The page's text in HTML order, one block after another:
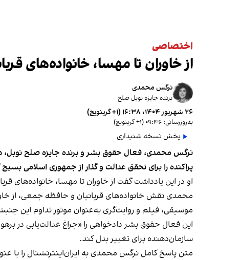
اختصاصی
از خاوران تا مهسا، خانواده‌های
نرگس محمدی
برنده جایزه نوبل صلح
۲۶ شهریور ۱۴۰۴، ۱۶:۳۸ (‎+۱ گرینویچ)
به‌روزرسانی: ۰۹:۴۶ (‎+۱ گرینویچ)
پخش نسخه شنیداری
پراکنده را برای تحقق عدالت و گذار از جمهوری اسلامی
او در این یادداشت گفت از خاوران تا مهسا، خانواده‌های
محمدی نقش خانواده‌های قربانیان و حافظه جمعی، از
موسیقی، فیلم و روایت‌گری به‌عنوان موتور تداوم این
این فعال حقوق بشر دادخواهی را «چراغ عدالت‌یابی در
سازمان‌دهنده برای تغییر بدل کند.
متن پاسخ کامل نرگس محمدی به ایران‌اینترنشنال را با